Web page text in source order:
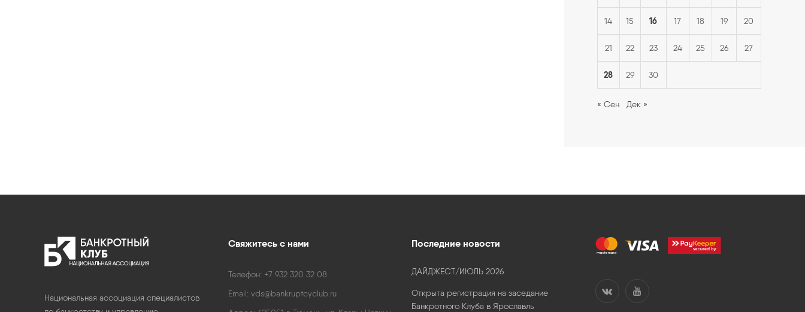
14 15 16 17 18 19 20
21 22 23 24 25 26 27
28 29 30
« Сен Дек »
Национальная ассоциация специалистов
Свяжитесь с нами
Телефон: +7 932 320 32 08
Email: vds@bankruptcyclub.ru
Последние новости
ДАЙДЖЕСТ/ИЮЛЬ 2026
Открыта регистрация на заседание
Банкротного Клуба в Ярославль